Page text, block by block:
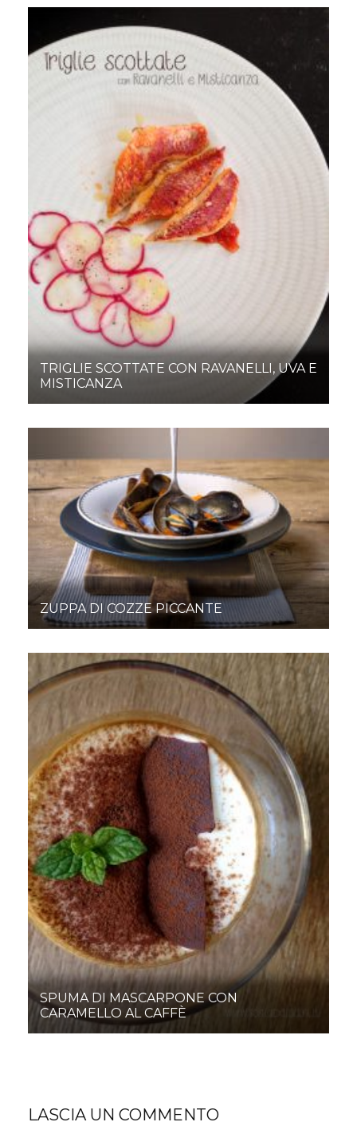
TRIGLIE SCOTTATE CON RAVANELLI, UVA E
MISTICANZA
ZUPPA DI COZZE PICCANTE
SPUMA DI MASCARPONE CON
CARAMELLO AL CAFFÈ
LASCIA UN COMMENTO